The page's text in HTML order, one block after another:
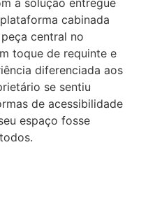
a solução entregue
cabinada
central no
toque de requinte e
diferenciada aos
se sentiu
de acessibilidade
espaço fosse